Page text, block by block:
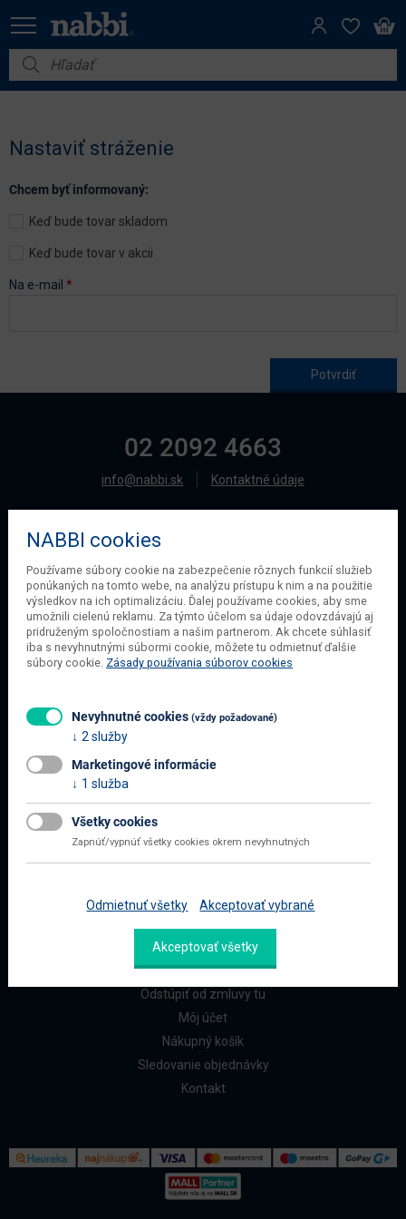
Nábytok
Dom a záhrada
Akcie
Nastaviť stráženie
Chcem byť informovaný:
Keď bude tovar skladom
Keď bude tovar v akcii
Na e-mail *
02 2092 4663
info@nabbi.sk Kontaktné údaje
O SPOLOČNOSTI
O našej spoločnosti
Obchodné podmienky
Ochrana osobných údajov
Blog
Všetko o nákupe
Najčastejšie otázky
Doprava a platba
ZÁKAZNÍCI
Reklamačný formulár
Odstúpiť od zmluvy tu
Môj účet
Nákupný košík
Sledovanie objednávky
Kontakt
NABBI cookies
Používame súbory cookie na zabezpečenie rôznych funkcií služieb
ponúkaných na tomto webe, na analýzu prístupu k nim a na použitie
výsledkov na ich optimalizáciu. Ďalej používame cookies, aby sme
umožnili cielenú reklamu. Za týmto účelom sa údaje odovzdávajú aj
pridruženým spoločnostiam a našim partnerom. Ak chcete súhlasiť
iba s nevyhnutnými súbormi cookie, môžete tu odmietnuť ďalšie
súbory cookie. Zásady používania súborov cookies
Nevyhnutné cookies (vždy požadované)
2 služby
Marketingové informácie
1 služba
Všetky cookies
Zapnúť/vypnúť všetky cookies okrem nevyhnutných
Odmietnuť všetky Akceptovať vybrané
Akceptovať všetky